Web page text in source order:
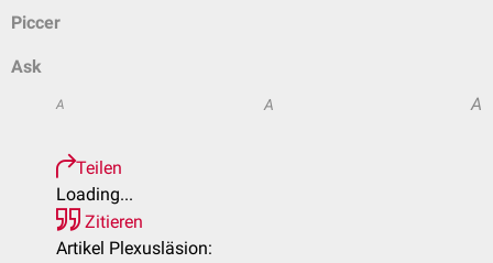
Piccer
Ask
A A A
Teilen
Loading...
Zitieren
Artikel Plexusläsion: